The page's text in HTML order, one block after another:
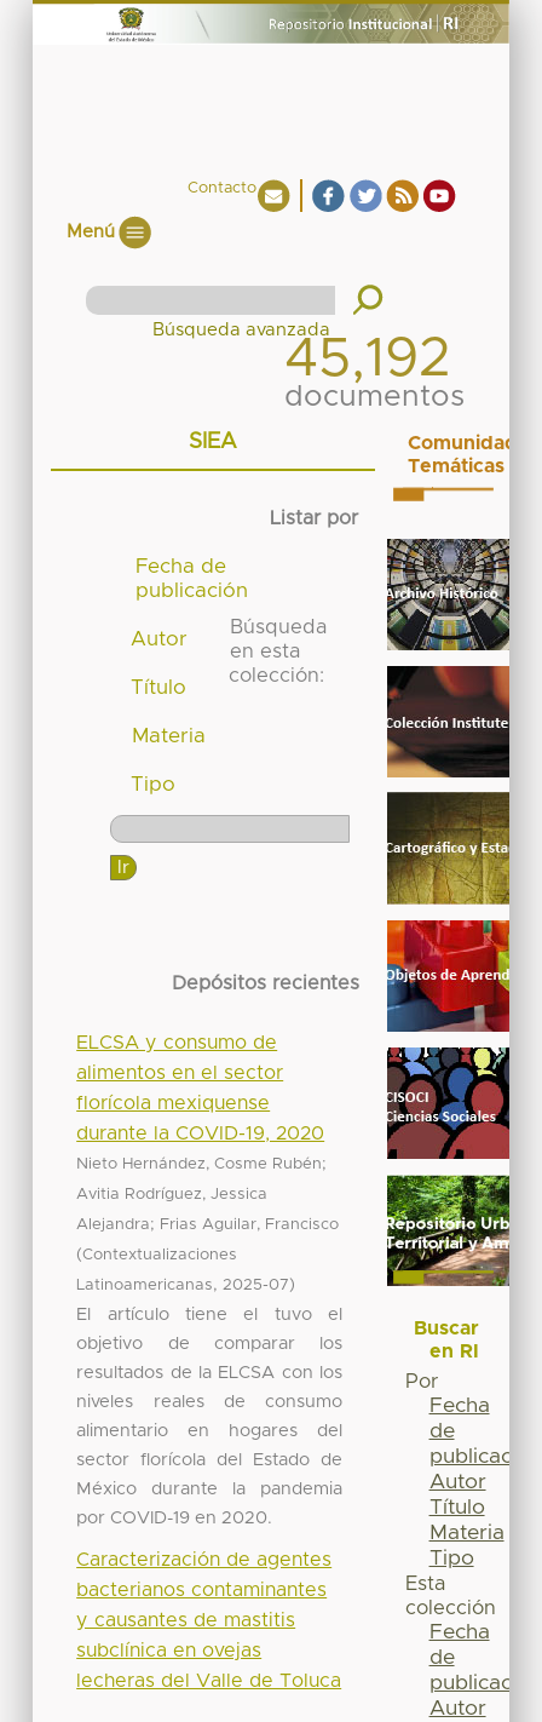
Contacto
Menú
45,192
documentos
SIEA
Listar por
Fecha de
publicación
Autor
Título
Materia
Tipo
Búsqueda
en esta
colección:
Depósitos recientes
ELCSA y consumo de
alimentos en el sector
florícola mexiquense
durante la COVID-19, 2020
Nieto Hernández, Cosme Rubén;
Avitia Rodríguez, Jessica
Alejandra; Frias Aguilar, Francisco
(Contextualizaciones
Latinoamericanas, 2025-07)
El artículo tiene el tuvo el
objetivo de comparar los
resultados de la ELCSA con los
niveles reales de consumo
alimentario en hogares del
sector florícola del Estado de
México durante la pandemia
por COVID-19 en 2020.
Caracterización de agentes
bacterianos contaminantes
y causantes de mastitis
subclínica en ovejas
lecheras del Valle de Toluca
Comunidades
Temáticas
Buscar
en RI
Por
Fecha
de
publicación
Autor
Título
Materia
Tipo
Esta
colección
Fecha
de
publicación
Autor